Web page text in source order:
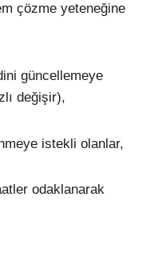
çözme yeteneğine
güncellemeye
değişir),
istekli olanlar,
odaklanarak